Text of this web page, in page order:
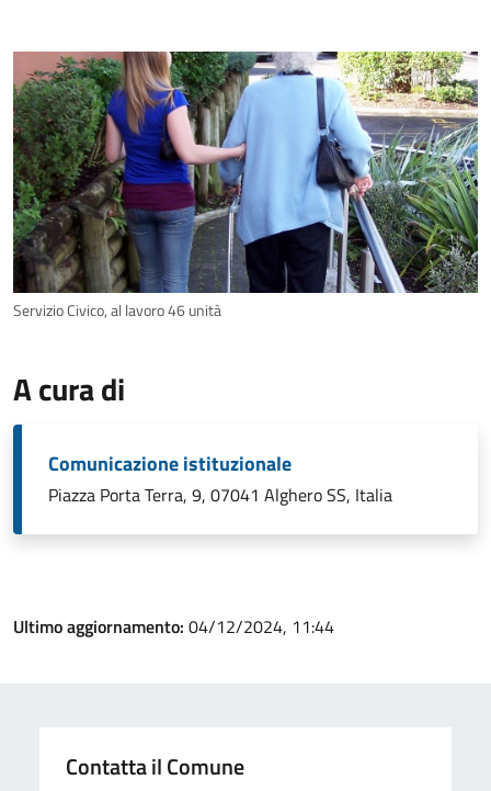
Servizio Civico, al lavoro 46 unità
A cura di
Comunicazione istituzionale
Piazza Porta Terra, 9, 07041 Alghero SS, Italia
Ultimo aggiornamento: 04/12/2024, 11:44
Contatta il Comune